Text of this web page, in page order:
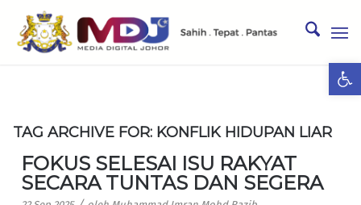
TAG ARCHIVE FOR: KONFLIK HIDUPAN LIAR
FOKUS SELESAI ISU RAKYAT
SECARA TUNTAS DAN SEGERA